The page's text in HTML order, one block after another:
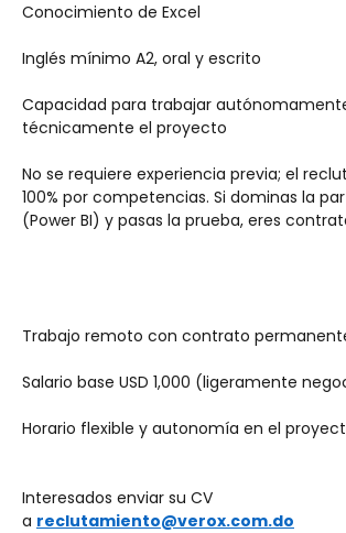
Conocimiento de Excel
Inglés mínimo A2, oral y escrito
Capacidad para trabajar
técnicamente el proyecto
No se requiere experiencia previa; el
100% por competencias. Si dominas la
(Power BI) y pasas la prueba, eres
Trabajo remoto con contrato
Salario base USD 1,000 (ligeramente
Horario flexible y autonomía en el
Interesados enviar su CV
a reclutamiento@verox.com.do